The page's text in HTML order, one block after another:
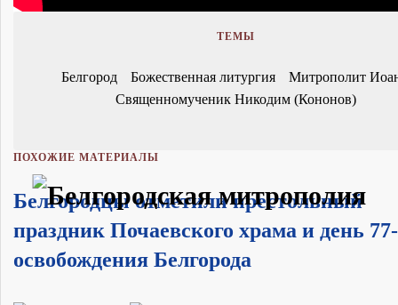
ТЕМЫ
Белгород Божественная литургия
Митрополит
Священномученик Никодим (Кононов)
ПОХОЖИЕ МАТЕРИАЛЫ
Белгородцы отметили престольный
праздник Почаевского храма и день
освобождения Белгорода